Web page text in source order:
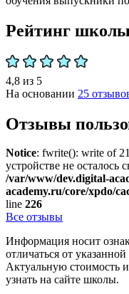
Рейтинг школы
4,8 из 5
На основании 25
Отзывы
Notice: fwrite(): write of
устройстве не осталось
/var/www/dev.digital-
academy.ru/core/xpdo/
line 226
Все отзывы
Информация носит
отличаться от
Актуальную стоимость
узнать на сайте школы.